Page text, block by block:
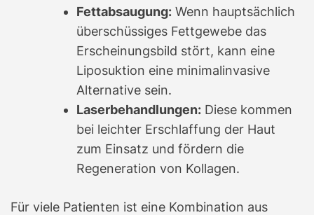
Fettabsaugung: Wenn hauptsächlich
überschüssiges Fettgewebe das
Erscheinungsbild stört, kann eine
Liposuktion eine minimalinvasive
Alternative sein.
Laserbehandlungen: Diese kommen
bei leichter Erschlaffung der Haut
zum Einsatz und fördern die
Regeneration von Kollagen.
Für viele Patienten ist eine Kombination aus